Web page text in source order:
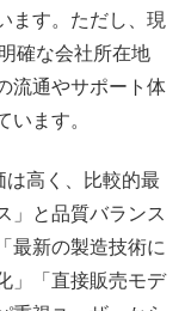
ます。ただし、現
確な会社所在地
流通やサポート体
います。
は高く、比較的最
」と品質バランス
最新の製造技術に
」「直接販売モデ